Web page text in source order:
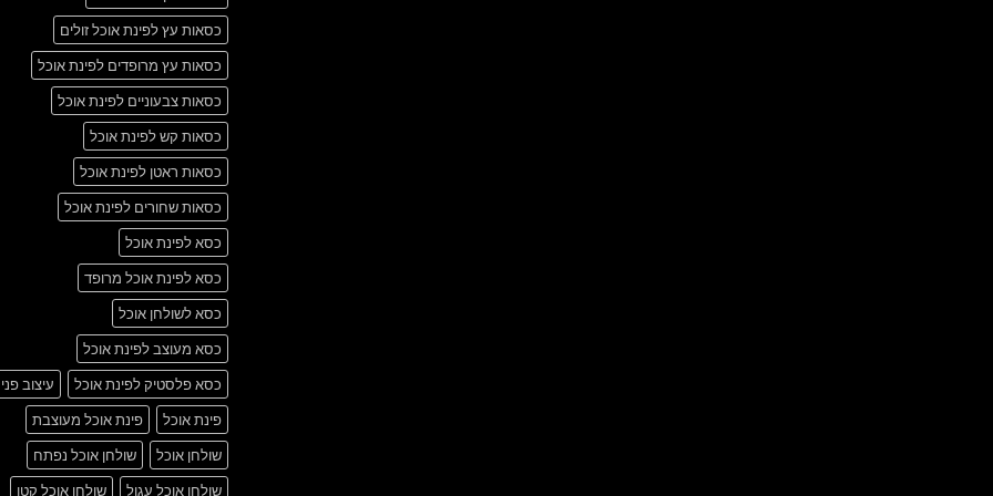
כסאות עץ לפינת אוכל זולים
כסאות עץ מרופדים לפינת אוכל
כסאות צבעוניים לפינת אוכל
כסאות קש לפינת אוכל
כסאות ראטן לפינת אוכל
כסאות שחורים לפינת אוכל
כסא לפינת אוכל
כסא לפינת אוכל מרופד
כסא לשולחן אוכל
כסא מעוצב לפינת אוכל
כסא פלסטיק לפינת אוכל
עיצוב
פינת אוכל
פינת אוכל מעוצבת
שולחן אוכל
שולחן אוכל נפתח
שולחן אוכל עגול
שולחן אוכל קטן